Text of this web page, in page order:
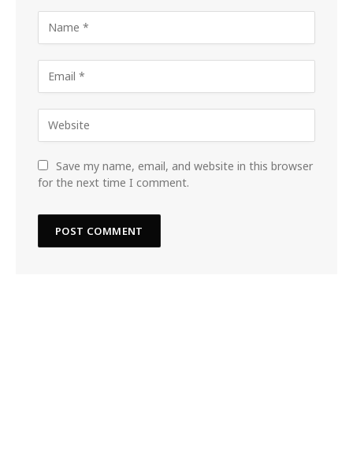
Save my name, email, and website in this browser
for the next time I comment.